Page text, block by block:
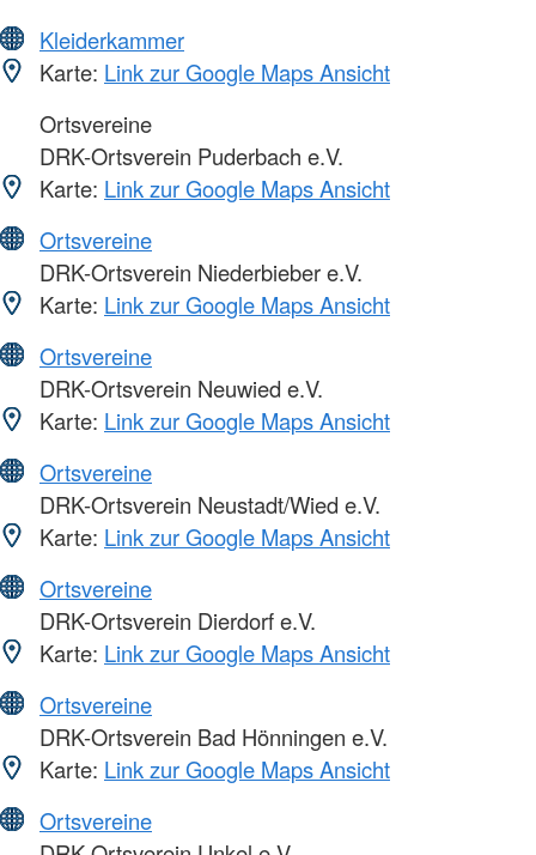
Kleiderkammer
Karte: Link zur Google Maps Ansicht
Ortsvereine
DRK-Ortsverein Puderbach e.V.
Karte: Link zur Google Maps Ansicht
Ortsvereine
DRK-Ortsverein Niederbieber e.V.
Karte: Link zur Google Maps Ansicht
Ortsvereine
DRK-Ortsverein Neuwied e.V.
Karte: Link zur Google Maps Ansicht
Ortsvereine
DRK-Ortsverein Neustadt/Wied e.V.
Karte: Link zur Google Maps Ansicht
Ortsvereine
DRK-Ortsverein Dierdorf e.V.
Karte: Link zur Google Maps Ansicht
Ortsvereine
DRK-Ortsverein Bad Hönningen e.V.
Karte: Link zur Google Maps Ansicht
Ortsvereine